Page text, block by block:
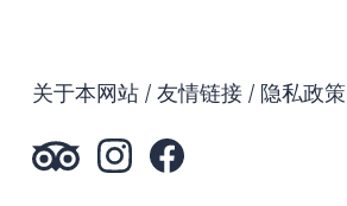
关于本网站 友情链接 隐私政策